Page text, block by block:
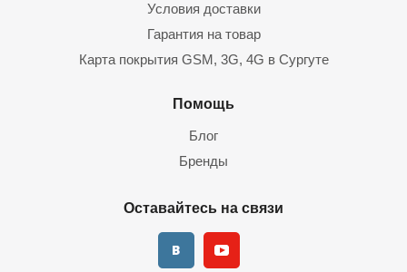
Условия доставки
Гарантия на товар
Карта покрытия GSM, 3G, 4G в Сургуте
Помощь
Блог
Бренды
Оставайтесь на связи